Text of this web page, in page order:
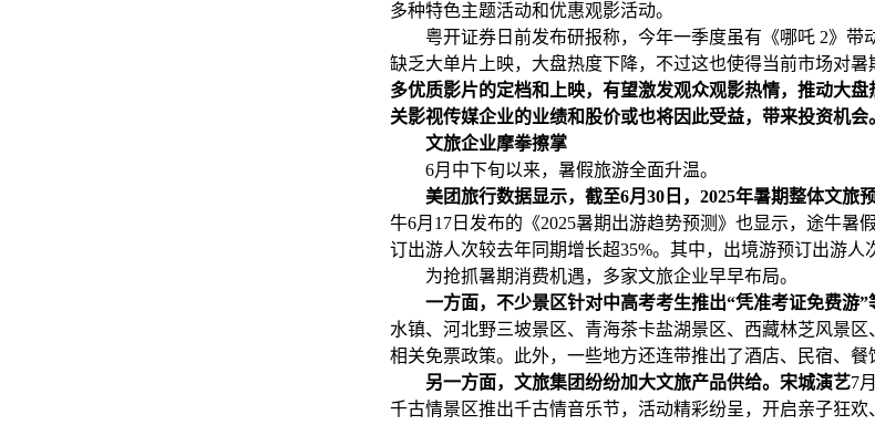
多种特色主题活动和优惠观影活动。
粤开证券日前发布研报称，今年一季度虽有《哪吒 2》带
缺乏大单片上映，大盘热度下降，不过这也使得当前市场对暑
多优质影片的定档和上映，有望激发观众观影热情，推动大
关影视传媒企业的业绩和股价或也将因此受益，带来投资机会
文旅企业摩拳擦掌
6月中下旬以来，暑假旅游全面升温。
美团旅行数据显示，截至6月30日，2025年暑期整体文旅
牛6月17日发布的《2025暑期出游趋势预测》也显示，途牛暑
订出游人次较去年同期增长超35%。其中，出境游预订出游人
为抢抓暑期消费机遇，多家文旅企业早早布局。
一方面，不少景区针对中高考考生推出“凭准考证免费游”
水镇、河北野三坡景区、青海茶卡盐湖景区、西藏林芝风景
相关免票政策。此外，一些地方还连带推出了酒店、民宿、餐
另一方面，文旅集团纷纷加大文旅产品供给。宋城演艺7
千古情景区推出千古情音乐节，活动精彩纷呈，开启亲子狂